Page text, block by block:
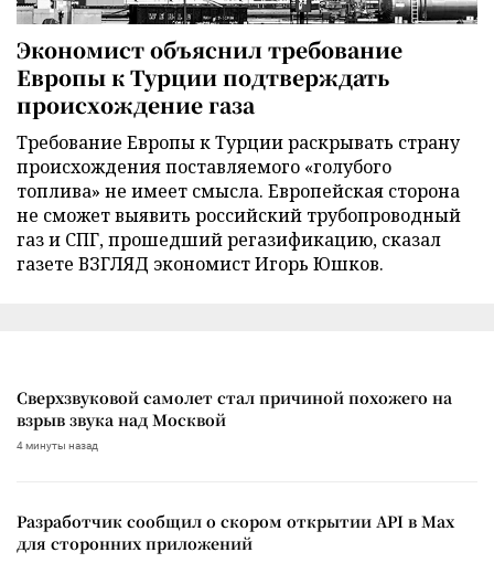
Экономист объяснил требование
Европы к Турции подтверждать
происхождение газа
Требование Европы к Турции раскрывать страну
происхождения поставляемого «голубого
топлива» не имеет смысла. Европейская сторона
не сможет выявить российский трубопроводный
газ и СПГ, прошедший регазификацию, сказал
газете ВЗГЛЯД экономист Игорь Юшков.
Сверхзвуковой самолет стал причиной похожего на
взрыв звука над Москвой
4 минуты назад
Разработчик сообщил о скором открытии API в Max
для сторонних приложений